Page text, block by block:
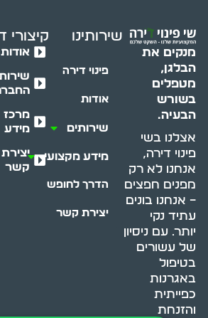
מנקים את
הבלגן,
מטפלים
בשורש
הבעיה.
אצלנו בשי
פינוי דירה,
אנחנו לא רק
מפנים חפצים
– אנחנו בונים
עתיד נקי
יותר. עם ניסיון
של עשורים
בטיפול
באגרנות
כפייתית
והזנחת
שירותינו
פינוי דירה
אודות
שירותים
מידע מקצועי
הדרך לחופש
יצירת קשר
קיצורי
אודות
מרכז
מידע
יצירת
קשר